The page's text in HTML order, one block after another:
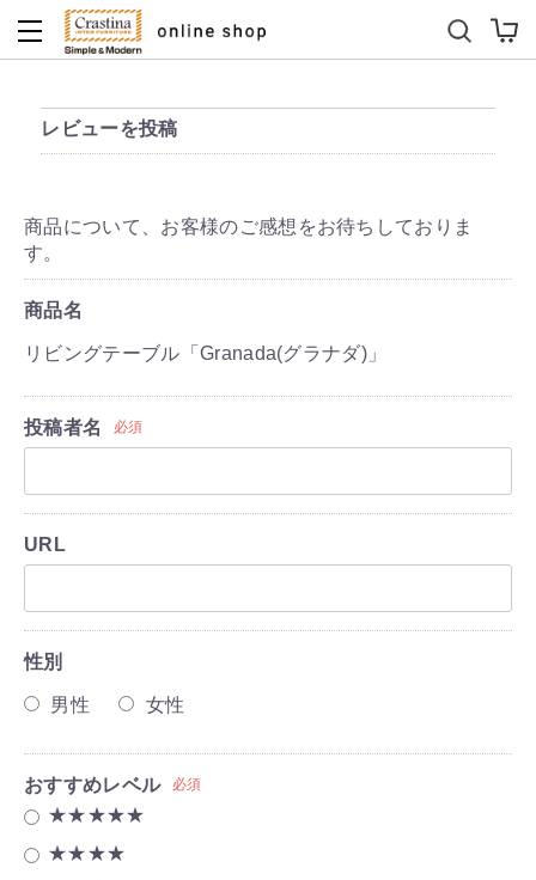
ダイニングテーブルセット
レビューを投稿
商品について、お客様のご感想をお待ちしておりま
す。
商品名
リビングテーブル「Granada(グラナダ)」
投稿者名 必須
URL
性別
男性 女性
おすすめレベル 必須
★★★★★
★★★★